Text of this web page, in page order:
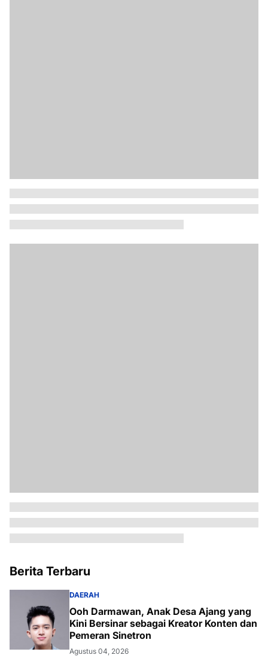
Berita Terbaru
DAERAH
Ooh Darmawan, Anak Desa Ajang yang
Kini Bersinar sebagai Kreator Konten dan
Pemeran Sinetron
Agustus 04, 2026